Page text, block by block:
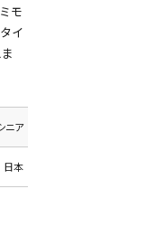
モ
イ
ニア
日本